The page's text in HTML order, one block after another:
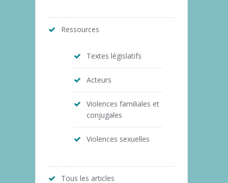
Ressources
Textes législatifs
Acteurs
Violences familiales et
conjugales
Violences sexuelles
Tous les articles